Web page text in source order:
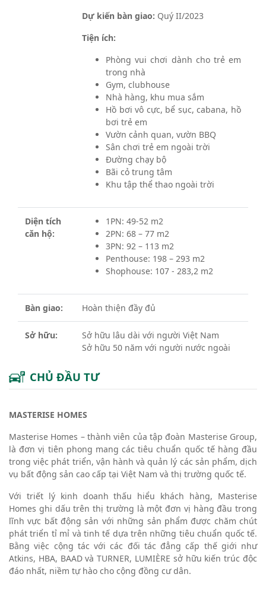
Dự kiến bàn giao: Quý II/2023
Tiện ích:
Phòng vui chơi dành cho trẻ em
trong nhà
Gym, clubhouse
Nhà hàng, khu mua sắm
Hồ bơi vô cực, bể sục, cabana, hồ
bơi trẻ em
Vườn cảnh quan, vườn BBQ
Sân chơi trẻ em ngoài trời
Đường chạy bộ
Bãi cỏ trung tâm
Khu tập thể thao ngoài trời
Diện tích
căn hộ:
1PN: 49-52 m2
2PN: 68 – 77 m2
3PN: 92 – 113 m2
Penthouse: 198 – 293 m2
Shophouse: 107 - 283,2 m2
Bàn giao: Hoàn thiện đầy đủ
Sở hữu:
Sở hữu lâu dài với người Việt Nam
Sở hữu 50 năm với người nước ngoài
CHỦ ĐẦU TƯ
MASTERISE HOMES
Masterise Homes – thành viên của tập đoàn Masterise Group,
là đơn vị tiên phong mang các tiêu chuẩn quốc tế hàng đầu
trong việc phát triển, vận hành và quản lý các sản phẩm, dịch
vụ bất động sản cao cấp tại Việt Nam và thị trường quốc tế.
Với triết lý kinh doanh thấu hiểu khách hàng, Masterise
Homes ghi dấu trên thị trường là một đơn vị hàng đầu trong
lĩnh vực bất động sản với những sản phẩm được chăm chút
phát triển tỉ mỉ và tinh tế dựa trên những tiêu chuẩn quốc tế.
Bằng việc cộng tác với các đối tác đẳng cấp thế giới như
Atkins, HBA, BAAD và TURNER, LUMIÈRE sở hữu kiến trúc độc
đáo nhất, niềm tự hào cho cộng đồng cư dân.